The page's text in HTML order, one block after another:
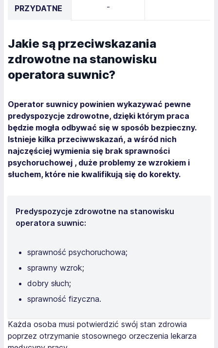
PRZYDATNE -
Jakie są przeciwskazania
zdrowotne na stanowisku
operatora suwnic?
Operator suwnicy powinien wykazywać pewne
predyspozycje zdrowotne, dzięki którym praca
będzie mogła odbywać się w sposób bezpieczny.
Istnieje kilka przeciwwskazań, a wśród nich
najczęściej wymienia się brak sprawności
psychoruchowej , duże problemy ze wzrokiem i
słuchem, które nie kwalifikują się do korekty.
Predyspozycje zdrowotne na stanowisku
operatora suwnic:
sprawność psychoruchowa;
sprawny wzrok;
dobry słuch;
sprawność fizyczna.
Każda osoba musi potwierdzić swój stan zdrowia
poprzez otrzymanie stosownego orzeczenia lekarza